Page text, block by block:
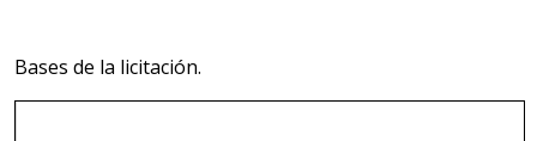
Bases de la licitación.